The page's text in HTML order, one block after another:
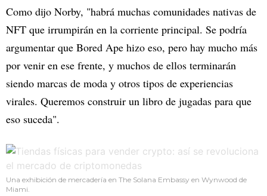
Como dijo Norby, "habrá muchas comunidades nativas de
NFT que irrumpirán en la corriente principal. Se podría
argumentar que Bored Ape hizo eso, pero hay mucho más
por venir en ese frente, y muchos de ellos terminarán
siendo marcas de moda y otros tipos de experiencias
virales. Queremos construir un libro de jugadas para que
eso suceda".
Una exhibición de mercadería en The Solana Embassy en Wynwood de
Miami.